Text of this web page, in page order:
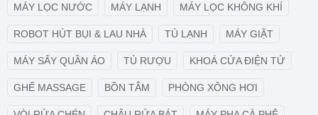
MÁY LỌC NƯỚC MÁY LẠNH MÁY LỌC KHÔNG KHÍ
ROBOT HÚT BỤI & LAU NHÀ TỦ LẠNH MÁY GIẶT
MÁY SẤY QUẦN ÁO TỦ RƯỢU KHOÁ CỬA ĐIỆN TỬ
GHẾ MASSAGE BỒN TẮM PHÒNG XÔNG HƠI